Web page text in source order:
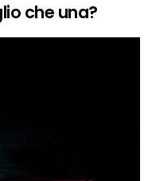
che una?